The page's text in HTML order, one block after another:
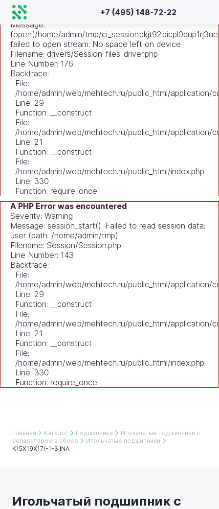
A PHP Error was encountered
Severity: Warning
Message:
fopen(/home/admin/tmp/
failed to open stream: No space left on device
Filename: drivers/Session_files_driver.php
Line Number: 176
Backtrace:
File:
/home/admin/web/mehtech.ru/public_html/application/
Line: 29
Function: __construct
File:
/home/admin/web/mehtech.ru/public_html/application/
Line: 21
Function: __construct
File:
/home/admin/web/mehtech.ru/public_html/index.php
Line: 330
Function: require_once
A PHP Error was encountered
Severity: Warning
Message: session_start(): Failed to read session data:
user (path: /home/admin/tmp)
Filename: Session/Session.php
Line Number: 143
Backtrace:
File:
/home/admin/web/mehtech.ru/public_html/application/
Line: 29
Function: __construct
File:
/home/admin/web/mehtech.ru/public_html/application/
Line: 21
Function: __construct
File:
/home/admin/web/mehtech.ru/public_html/index.php
Line: 330
Function: require_once
+7 (495) 148-72-22
Главная Каталог Подшипники
Игольчатые подшипники с
сепаратором в сборе
Игольчатые подшипники
K15X19X17/-1-3 INA
Игольчатый подшипник с